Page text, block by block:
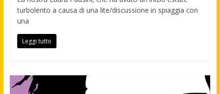
turbolento a causa di una lite/discussione in spiaggia con
una
Leggi tutto